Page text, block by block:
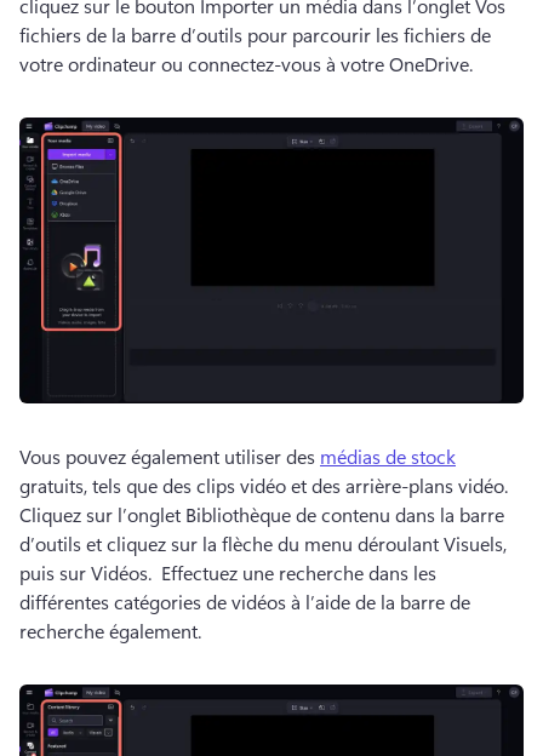
cliquez sur le bouton Importer un média dans l’onglet Vos
fichiers de la barre d’outils pour parcourir les fichiers de
votre ordinateur ou connectez-vous à votre OneDrive.
Vous pouvez également utiliser des médias de stock
Cliquez sur l’onglet Bibliothèque de contenu dans la barre
d’outils et cliquez sur la flèche du menu déroulant Visuels,
puis sur Vidéos. Effectuez une recherche dans les
différentes catégories de vidéos à l’aide de la barre de
recherche également.